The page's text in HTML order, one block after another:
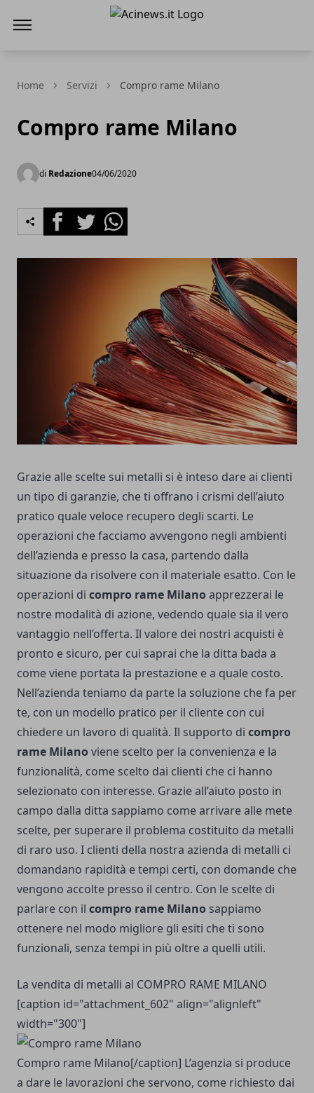
Home Servizi Compro rame Milano
Compro rame Milano
di Redazione04/06/2020
FacebookTwitterWhatsapp
Grazie alle scelte sui metalli si è inteso dare ai clienti
un tipo di garanzie, che ti offrano i crismi dell’aiuto
pratico quale veloce recupero degli scarti. Le
operazioni che facciamo avvengono negli ambienti
dell’azienda e presso la casa, partendo dalla
situazione da risolvere con il materiale esatto. Con le
operazioni di compro rame Milano apprezzerai le
nostre modalità di azione, vedendo quale sia il vero
vantaggio nell’offerta. Il valore dei nostri acquisti è
pronto e sicuro, per cui saprai che la ditta bada a
come viene portata la prestazione e a quale costo.
Nell’azienda teniamo da parte la soluzione che fa per
te, con un modello pratico per il cliente con cui
chiedere un lavoro di qualità. Il supporto di compro
rame Milano viene scelto per la convenienza e la
funzionalità, come scelto dai clienti che ci hanno
selezionato con interesse. Grazie all’aiuto posto in
campo dalla ditta sappiamo come arrivare alle mete
scelte, per superare il problema costituito da metalli
di raro uso. I clienti della nostra azienda di metalli ci
domandano rapidità e tempi certi, con domande che
vengono accolte presso il centro. Con le scelte di
parlare con il compro rame Milano sappiamo
ottenere nel modo migliore gli esiti che ti sono
funzionali, senza tempi in più oltre a quelli utili.
La vendita di metalli al COMPRO RAME MILANO
[caption id="attachment_602" align="alignleft"
width="300"]
Compro rame Milano[/caption] L’agenzia si produce
a dare le lavorazioni che servono, come richiesto dai